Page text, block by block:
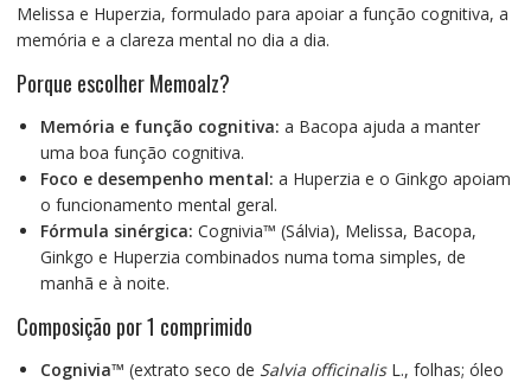
Melissa e Huperzia, formulado para apoiar a função cognitiva, a
memória e a clareza mental no dia a dia.
Porque escolher Memoalz?
Memória e função cognitiva: a Bacopa ajuda a manter
uma boa função cognitiva.
Foco e desempenho mental: a Huperzia e o Ginkgo apoiam
o funcionamento mental geral.
Fórmula sinérgica: Cognivia™ (Sálvia), Melissa, Bacopa,
Ginkgo e Huperzia combinados numa toma simples, de
manhã e à noite.
Composição por 1 comprimido
Cognivia™ (extrato seco de Salvia officinalisL., folhas; óleo